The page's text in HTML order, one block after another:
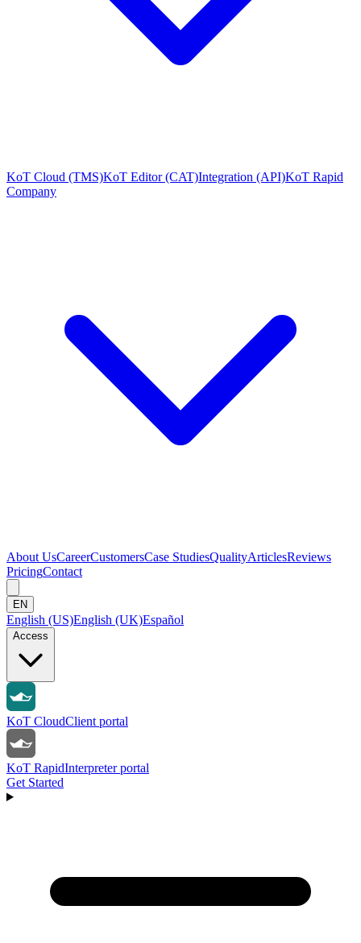
KoT Cloud (TMS)KoT Editor (CAT)Integration (API)KoT Rapid
Company
About UsCareerCustomersCase StudiesQualityArticlesReviews
PricingContact
EN
English (US)English (UK)Español
Access
KoT CloudClient portal
KoT RapidInterpreter portal
Get Started